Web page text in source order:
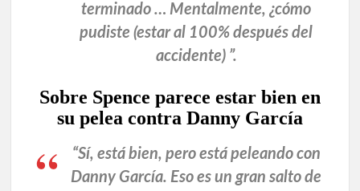
terminado … Mentalmente, ¿cómo
pudiste (estar al 100% después del
accidente) ”.
Sobre Spence parece estar bien en
su pelea contra Danny García
“Sí, está bien, pero está peleando con
Danny García. Eso es un gran salto de